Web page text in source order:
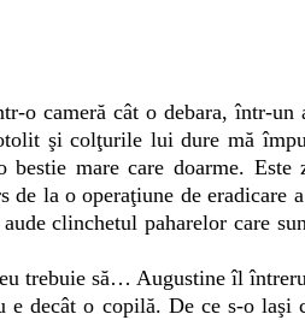
o cameră cât o debara, într-
şi colţurile lui dure mă
mare care doarme.
la o operaţiune de eradicare
clinchetul paharelor care
trebuie să… Augustine îl
decât o copilă. De ce s-o laşi